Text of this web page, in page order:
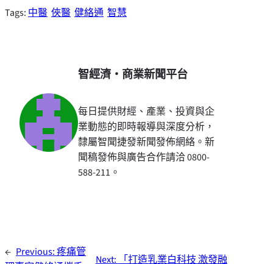
Tags: 中醫 俠醫 健絡通 智慧
智經濟・商業新聞平台
每日提供財經、產業、投資與企
業動態的即時報導與深度分析，
隸屬智聞捷發新聞發佈網絡。新
聞稿發佈與廣告合作請洽 0800-
588-211。
← Previous:疼痛管
Next: 「打造乳業白科技 激發融